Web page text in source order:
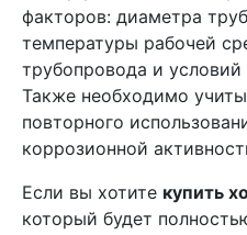
факторов: диаметра
температуры рабочей
трубопровода и
Также необходимо
повторного
коррозионной
Если вы хотите купить
который будет